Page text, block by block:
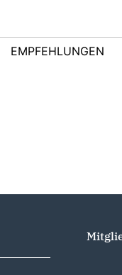
EMPFEHLUNGEN